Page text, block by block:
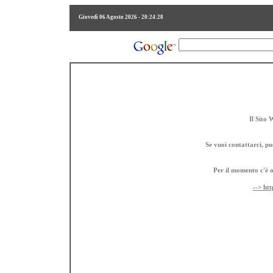
Giovedì 06 Agosto 2026 - 20:24:28
Il Sito
Se vuoi contattarci,
Per il momento c'è
-->